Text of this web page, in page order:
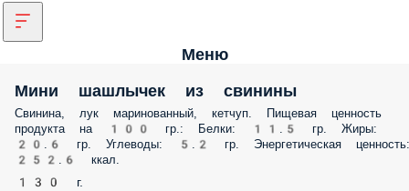
Меню
Мини шашлычек из свинины
Свинина, лук маринованный, кетчуп. Пищевая ценность
продукта на 100 гр.: Белки: 11.5 гр. Жиры:
20.6 гр. Углеводы: 5.2 гр. Энергетическая ценность:
252.6 ккал.
130 г.